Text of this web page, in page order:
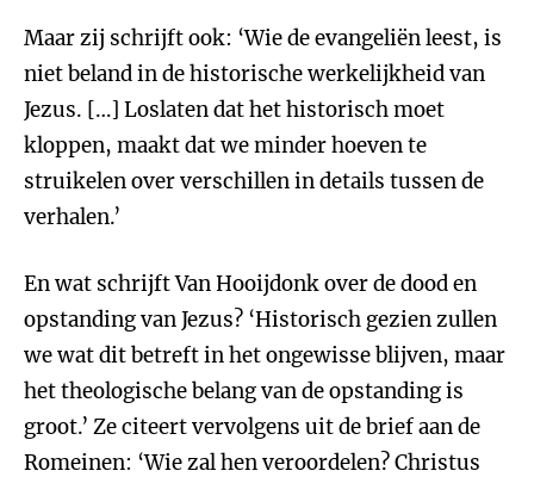
Maar zij schrijft ook: ‘Wie de evangeliën leest, is
niet beland in de historische werkelijkheid van
Jezus. […] Loslaten dat het historisch moet
kloppen, maakt dat we minder hoeven te
struikelen over verschillen in details tussen de
verhalen.’
En wat schrijft Van Hooijdonk over de dood en
opstanding van Jezus? ‘Historisch gezien zullen
we wat dit betreft in het ongewisse blijven, maar
het theologische belang van de opstanding is
groot.’ Ze citeert vervolgens uit de brief aan de
Romeinen: ‘Wie zal hen veroordelen? Christus